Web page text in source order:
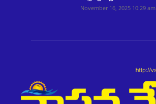
November 16, 2025 10:29 am